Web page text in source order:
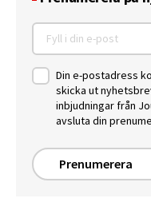
Din e-postadress
skicka ut
inbjudningar från
avsluta din
Prenumerera